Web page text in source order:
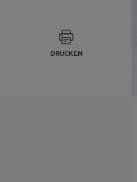
DRUCKEN